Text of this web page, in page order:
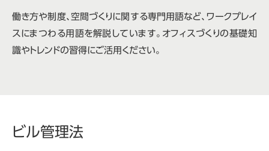
働き方や制度、空間づくりに関する専門用語など、ワークプレイ
スにまつわる用語を解説しています。オフィスづくりの基礎知
識やトレンドの習得にご活用ください。
ビル管理法